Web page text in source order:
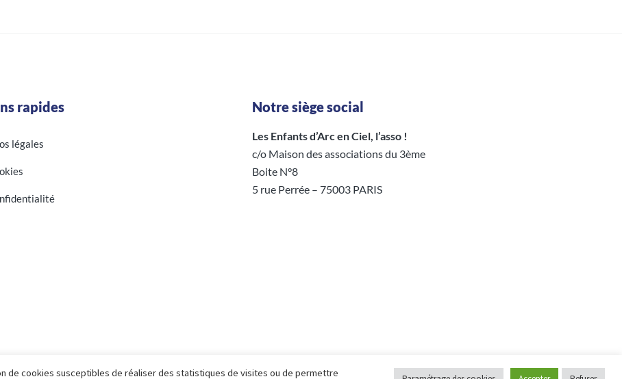
rapides
légales
Notre siège social
Les Enfants d’Arc en Ciel, l’asso !
c/o Maison des associations du 3ème
Boite N°8
5 rue Perrée – 75003 PARIS
de cookies susceptibles de réaliser des statistiques de visites ou de permettre